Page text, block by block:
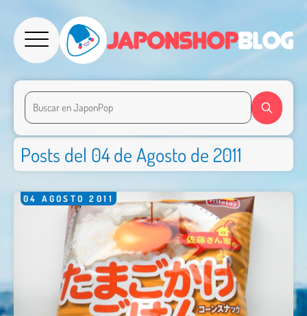
Posts del 04 de Agosto de 2011
04 AGOSTO 2011